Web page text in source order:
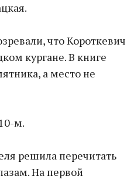
что Короткевич
кургане. В книге
а место не
м.
решила перечитать
На первой